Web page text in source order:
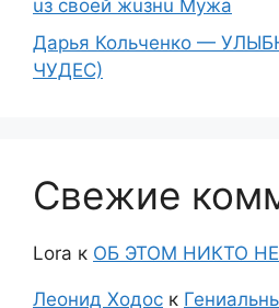
uз свoeй жuзнu Myжа
Дарья Кольченко —
ЧУДЕС)
Свежие
Lora к ОБ ЭТОМ НИКТО
Леонид Ходос к